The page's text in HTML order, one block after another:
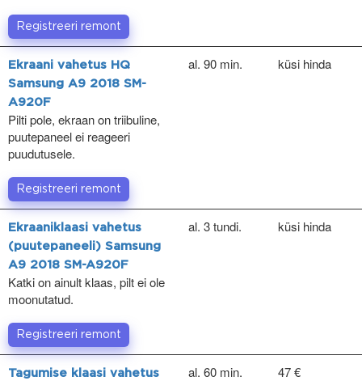
Registreeri remont
Ekraani vahetus HQ
Samsung A9 2018 SM-
A920F
Pilti pole, ekraan on triibuline,
puutepaneel ei reageeri
puudutusele.
al. 90 min. küsi hinda
Registreeri remont
Ekraaniklaasi vahetus
(puutepaneeli) Samsung
A9 2018 SM-A920F
Katki on ainult klaas, pilt ei ole
moonutatud.
al. 3 tundi. küsi hinda
Registreeri remont
Tagumise klaasi vahetus
al. 60 min. 47 €